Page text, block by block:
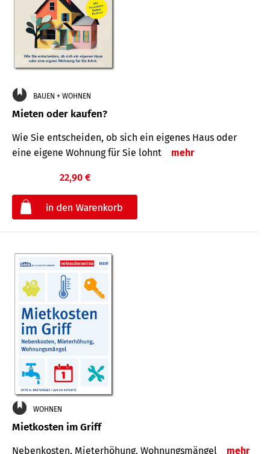
BAUEN + WOHNEN
Mieten oder kaufen?
Wie Sie entscheiden, ob sich ein eigenes Haus oder
eine eigene Wohnung für Sie lohnt
mehr
22,90 €
WOHNEN
Mietkosten im Griff
Nebenkosten, Mieterhöhung, Wohnungsmängel mehr